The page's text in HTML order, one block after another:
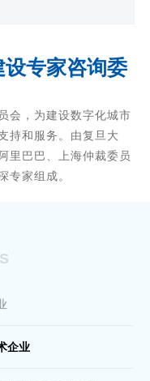
专家咨询委
会，为建设数字化城市
持和服务。由复旦大
里巴巴、上海仲裁委员
专家组成。
企业